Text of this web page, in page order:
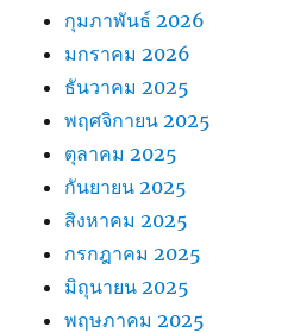
กุมภาพันธ์ 2026
มกราคม 2026
ธันวาคม 2025
พฤศจิกายน 2025
ตุลาคม 2025
กันยายน 2025
สิงหาคม 2025
กรกฎาคม 2025
มิถุนายน 2025
พฤษภาคม 2025